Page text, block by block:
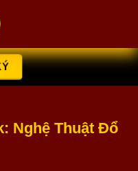
Nghệ Thuật Đổ